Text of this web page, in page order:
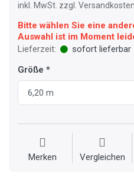
inkl. MwSt. zzgl. Versandkosten
Bitte wählen Sie eine
Auswahl ist im Moment
Lieferzeit:
sofort lieferbar
Größe
Merken Vergleichen